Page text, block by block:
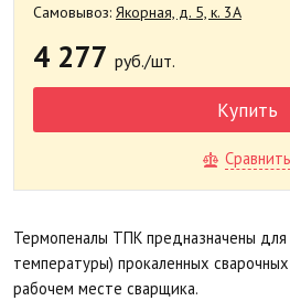
Самовывоз: Якорная, д. 5, к. 3А
4 277 руб./шт.
Купить
Сравнить
Термопеналы ТПК предназначены
температуры) прокаленных
рабочем месте сварщика.